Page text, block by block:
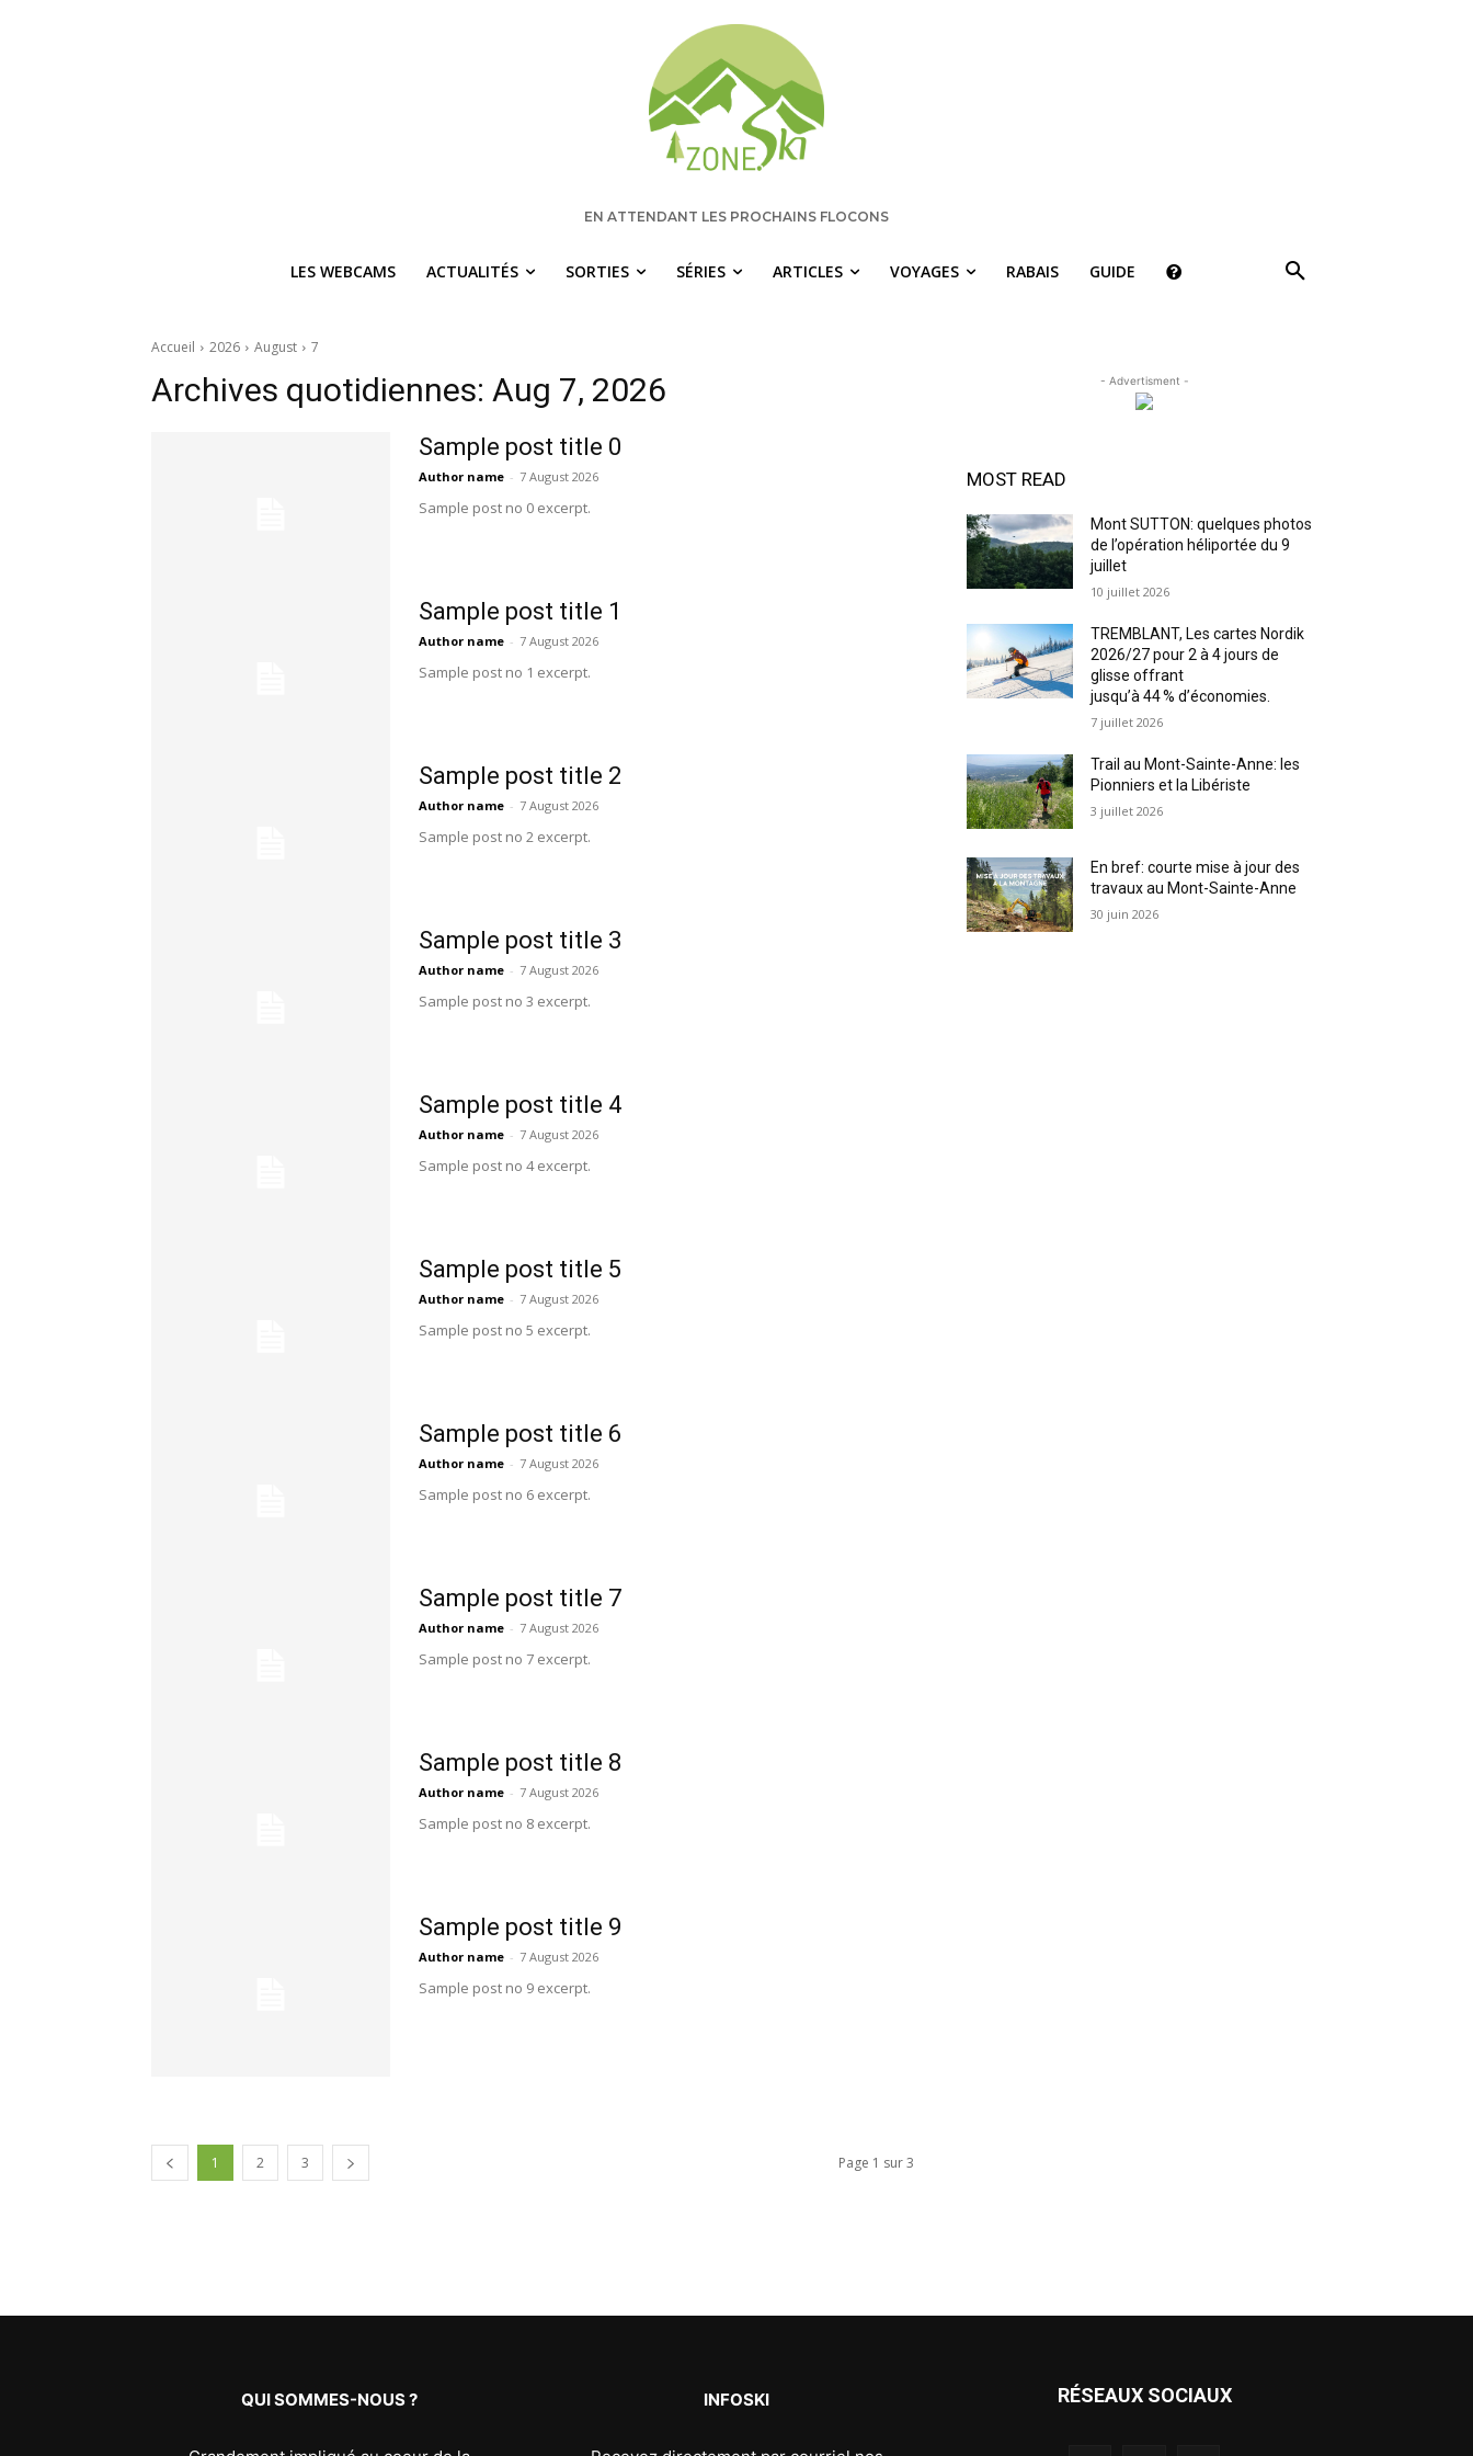
EN ATTENDANT LES PROCHAINS FLOCONS
LES WEBCAMS ACTUALITÉS SORTIES SÉRIES ARTICLES VOYAGES RABAIS GUIDE
Accueil 2026 August 7
Archives quotidiennes: Aug 7, 2026
Sample post title 0
Author name - 7 August 2026
Sample post no 0 excerpt.
Sample post title 1
Author name - 7 August 2026
Sample post no 1 excerpt.
Sample post title 2
Author name - 7 August 2026
Sample post no 2 excerpt.
Sample post title 3
Author name - 7 August 2026
Sample post no 3 excerpt.
Sample post title 4
Author name - 7 August 2026
Sample post no 4 excerpt.
Sample post title 5
Author name - 7 August 2026
Sample post no 5 excerpt.
Sample post title 6
Author name - 7 August 2026
Sample post no 6 excerpt.
Sample post title 7
Author name - 7 August 2026
Sample post no 7 excerpt.
Sample post title 8
Author name - 7 August 2026
Sample post no 8 excerpt.
Sample post title 9
Author name - 7 August 2026
Sample post no 9 excerpt.
1 2 3 Page 1 sur 3
- Advertisment -
MOST READ
Mont SUTTON: quelques photos
de l’opération héliportée du 9
juillet
10 juillet 2026
TREMBLANT, Les cartes Nordik
2026/27 pour 2 à 4 jours de
glisse offrant
jusqu’à 44 % d’économies.
7 juillet 2026
Trail au Mont-Sainte-Anne: les
Pionniers et la Libériste
3 juillet 2026
En bref: courte mise à jour des
travaux au Mont-Sainte-Anne
30 juin 2026
QUI SOMMES-NOUS ? INFOSKI RÉSEAUX SOCIAUX